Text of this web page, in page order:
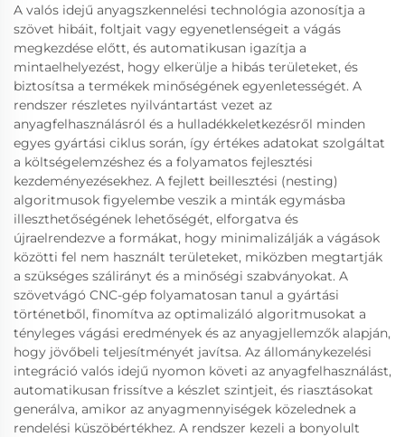
A valós idejű anyagszkennelési technológia azonosítja a
szövet hibáit, foltjait vagy egyenetlenségeit a vágás
megkezdése előtt, és automatikusan igazítja a
mintaelhelyezést, hogy elkerülje a hibás területeket, és
biztosítsa a termékek minőségének egyenletességét. A
rendszer részletes nyilvántartást vezet az
anyagfelhasználásról és a hulladékkeletkezésről minden
egyes gyártási ciklus során, így értékes adatokat szolgáltat
a költségelemzéshez és a folyamatos fejlesztési
kezdeményezésekhez. A fejlett beillesztési (nesting)
algoritmusok figyelembe veszik a minták egymásba
illeszthetőségének lehetőségét, elforgatva és
újraelrendezve a formákat, hogy minimalizálják a vágások
közötti fel nem használt területeket, miközben megtartják
a szükséges szálirányt és a minőségi szabványokat. A
szövetvágó CNC-gép folyamatosan tanul a gyártási
történetből, finomítva az optimalizáló algoritmusokat a
tényleges vágási eredmények és az anyagjellemzők alapján,
hogy jövőbeli teljesítményét javítsa. Az állománykezelési
integráció valós idejű nyomon követi az anyagfelhasználást,
automatikusan frissítve a készlet szintjeit, és riasztásokat
generálva, amikor az anyagmennyiségek közelednek a
rendelési küszöbértékhez. A rendszer kezeli a bonyolult